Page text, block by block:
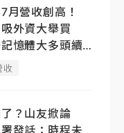
月營收創高！
吸外資大舉買
憶體大多頭續
收
？山友掀論
發話：時程未